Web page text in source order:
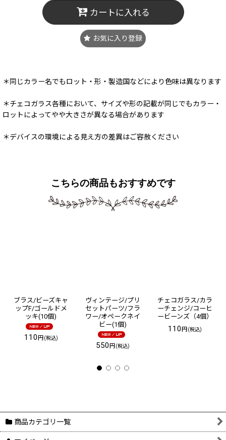
カートに入れる
お気に入り登録
＊同じカラー名でもロット・形・製造国などにより色味は異なります
＊チェコガラス各種において、サイズや形の記載が同じでもカラー・
ロットによってやや大きさが異なる場合があります
＊デバイスの環境による見え方の差異はご容赦ください
こちらの商品もおすすめです
ブラス/ビーズキャ
ップF/ゴールドメ
ッキ(10個)
110円(税込)
ヴィンテージ/プリ
セットパーツ/フラ
ワー/オペークネイ
ビー(1個)
550円(税込)
チェコガラス/カラ
ーチェンジ/コーヒ
ービーンズ（4個）
110円(税込)
商品カテゴリ一覧